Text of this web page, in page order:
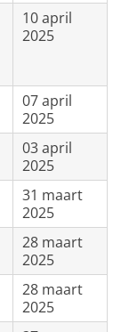
10 april
2025
07 april
2025
03 april
2025
31 maart
2025
28 maart
2025
28 maart
2025